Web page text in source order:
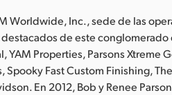
Worldwide, Inc., sede de las
de este
YAM Properties, Parsons Xtreme
Fast Custom Finishing,
En 2012, Bob y Renee